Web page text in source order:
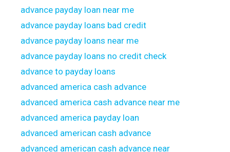
advance payday loan near me
advance payday loans bad credit
advance payday loans near me
advance payday loans no credit check
advance to payday loans
advanced america cash advance
advanced america cash advance near me
advanced america payday loan
advanced american cash advance
advanced american cash advance near